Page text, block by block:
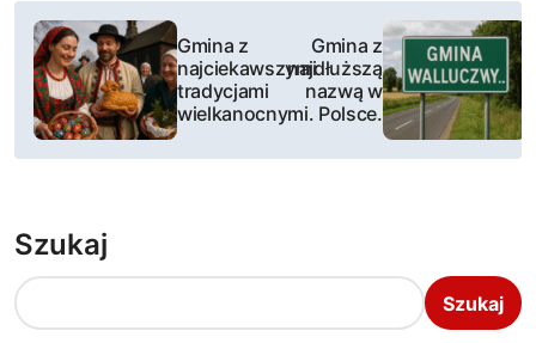
N
w
i
g
a
c
Gmina z
najciekawszymi
tradycjami
wielkanocnymi.
Gmina z
najdłuższą
nazwą w
Polsce.
Szukaj
Szukaj